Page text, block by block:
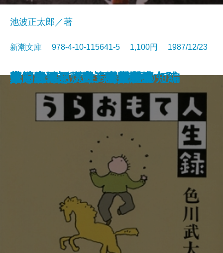
真田太平記〔十一〕大坂夏の陣
真田太平記〔十二〕雲の峰
真田太平記〔九〕二条城
真田太平記〔十〕大坂入城
イーハトーボの劇列車
風神の門〔上〕
風神の門〔下〕
安全のカード
真田太平記〔七〕関ヶ原
真田太平記〔八〕紀州九度山
池波正太郎／著
新潮文庫 978-4-10-115641-5 1,100円 1987/12/23
うらおもて人生録
真田太平記〔五〕秀頼誕生
真田太平記〔六〕家康東下
江戸開城
真田太平記〔三〕上田攻め
真田太平記〔四〕甲賀問答
螢・納屋を焼く・その他の短編
龍を見た男
真田太平記〔一〕天魔の夏
真田太平記〔二〕秘密